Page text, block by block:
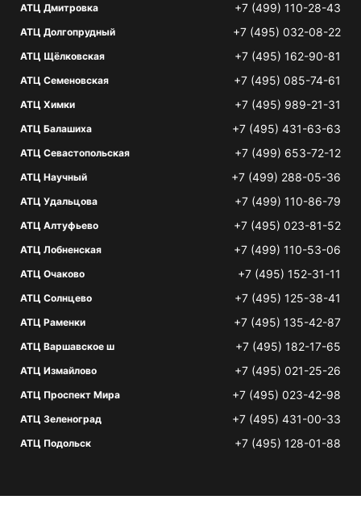
АТЦ Дмитровка +7 (499) 110-28-43
АТЦ Долгопрудный +7 (495) 032-08-22
АТЦ Щёлковская +7 (495) 162-90-81
АТЦ Семеновская +7 (495) 085-74-61
АТЦ Химки +7 (495) 989-21-31
АТЦ Балашиха +7 (495) 431-63-63
АТЦ Севастопольская +7 (499) 653-72-12
АТЦ Научный +7 (499) 288-05-36
АТЦ Удальцова +7 (499) 110-86-79
АТЦ Алтуфьево +7 (495) 023-81-52
АТЦ Лобненская +7 (499) 110-53-06
АТЦ Очаково +7 (495) 152-31-11
АТЦ Солнцево +7 (495) 125-38-41
АТЦ Раменки +7 (495) 135-42-87
АТЦ Варшавское ш +7 (495) 182-17-65
АТЦ Измайлово +7 (495) 021-25-26
АТЦ Проспект Мира +7 (495) 023-42-98
АТЦ Зеленоград +7 (495) 431-00-33
АТЦ Подольск +7 (495) 128-01-88